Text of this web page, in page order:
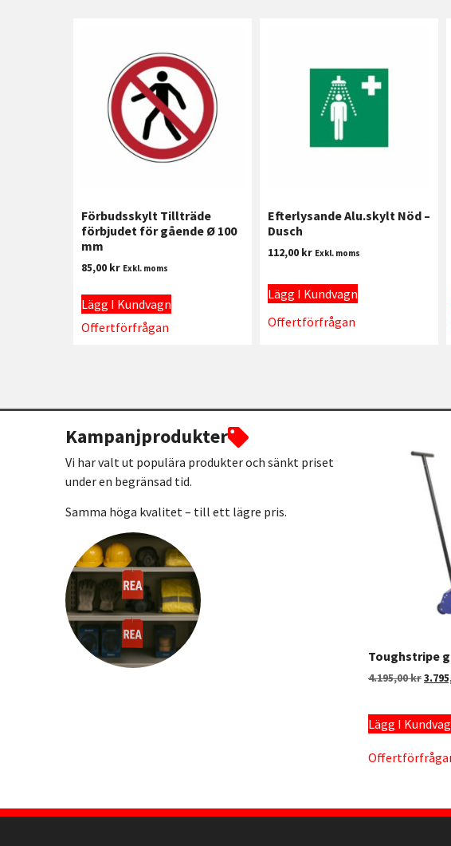
Förbudsskylt Tillträde
förbjudet för gående Ø 100
mm
85,00 kr Exkl. moms
Lägg I Kundvagn
Offertförfrågan
Efterlysande Alu.skylt Nöd –
Dusch
112,00 kr Exkl. moms
Lägg I Kundvagn
Offertförfrågan
Kampanjprodukter
Vi har valt ut populära produkter och sänkt priset
under en begränsad tid.
Samma höga kvalitet – till ett lägre pris.
Toughstripe
4.195,00kr
Lägg I